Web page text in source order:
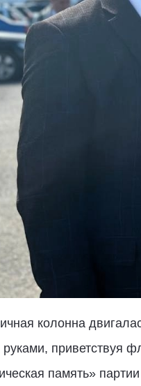
колонна
приветствуя
память»